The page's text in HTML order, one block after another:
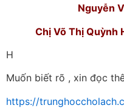
Nguyễn
Chị Võ Thị Quỳnh
H
Muốn biết rõ , xin đọc
https://